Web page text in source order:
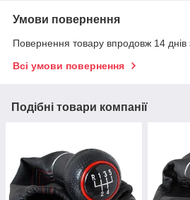
Умови повернення
Повернення товару впродовж 14 днів
Всі умови повернення
Подібні товари компанії